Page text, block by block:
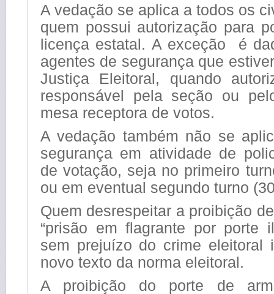
A vedação se aplica a todos os
quem possui autorização para
licença estatal. A exceção é
agentes de segurança que
Justiça Eleitoral, quando
responsável pela seção ou
mesa receptora de votos.
A vedação também não se
segurança em atividade de
de votação, seja no primeiro
ou em eventual segundo turno
Quem desrespeitar a proibição
“prisão em flagrante por porte
sem prejuízo do crime eleitoral
novo texto da norma eleitoral.
A proibição do porte de